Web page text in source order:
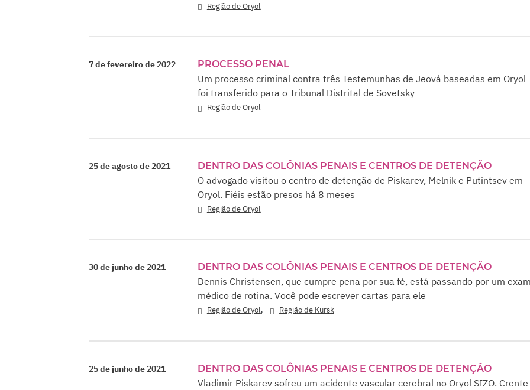
Região de Oryol
7 de fevereiro de 2022 PROCESSO PENAL
Um processo criminal contra três Testemunhas de Jeová baseadas em Oryol
foi transferido para o Tribunal Distrital de Sovetsky
Região de Oryol
25 de agosto de 2021 DENTRO DAS COLÔNIAS PENAIS E CENTROS DE DETENÇÃO
O advogado visitou o centro de detenção de Piskarev, Melnik e Putintsev em
Oryol. Fiéis estão presos há 8 meses
Região de Oryol
30 de junho de 2021 DENTRO DAS COLÔNIAS PENAIS E CENTROS DE DETENÇÃO
Dennis Christensen, que cumpre pena por sua fé, está passando por um
médico de rotina. Você pode escrever cartas para ele
Região de Oryol, Região de Kursk
25 de junho de 2021 DENTRO DAS COLÔNIAS PENAIS E CENTROS DE DETENÇÃO
Vladimir Piskarev sofreu um acidente vascular cerebral no Oryol SIZO. Crente